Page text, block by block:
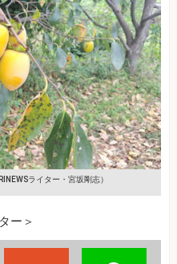
ライター・宮坂剛志）
ー＞